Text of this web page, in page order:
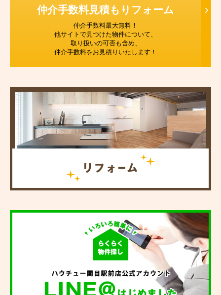
仲介手数料見積もり フォーム
仲介手数料最大無料！
他サイトで見つけた物件について、
取り扱いの可否も含め、
仲介手数料をお見積りいたします！